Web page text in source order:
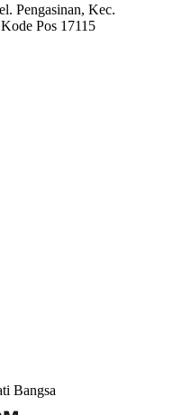
Pengasinan, Kec.
Pos 17115
Bangsa